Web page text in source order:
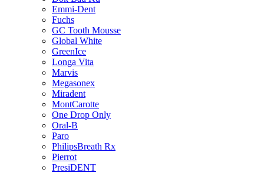
Emmi-Dent
Fuchs
GC Tooth Mousse
Global White
GreenIce
Longa Vita
Marvis
Megasonex
Miradent
MontCarotte
One Drop Only
Oral-B
Paro
PhilipsBreath Rx
Pierrot
PresiDENT